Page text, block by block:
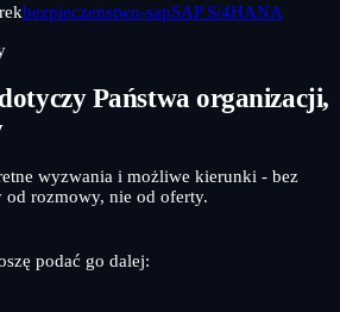
bezpieczenstwo-sapSAP S/4HANA
Państwa organizacji,
wyzwania i możliwe kierunki - bez
od rozmowy, nie od oferty.
podać go dalej: